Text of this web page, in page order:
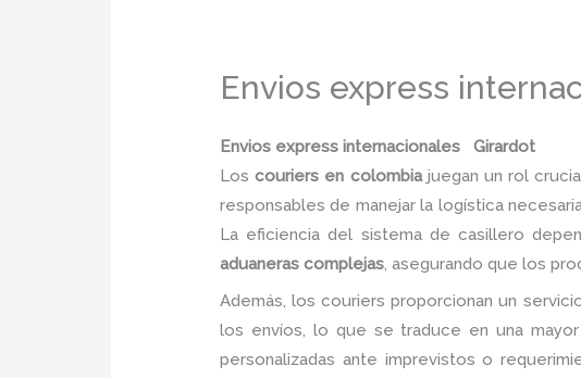
Envios express
Envios express internacionales Girardot
Loscouriers en colombia juegan un rol
responsables de manejar la logística
La eficiencia del sistema de casillero
aduaneras complejas , asegurando que los
Además, los couriers proporcionan un
los envíos, lo que se traduce en una mayor
personalizadas ante imprevistos o